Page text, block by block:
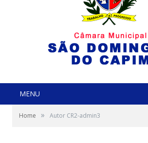
MENU
Home » Autor CR2-admin3